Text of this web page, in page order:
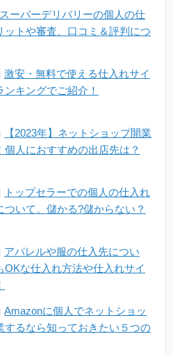
スーパーデリバリーの個人の仕
ットや審査、口コミ＆評判につ
激安・無料で使える仕入れサイ
ンキングでご紹介！
【2023年】ネットショップ開業
個人におすすめの出店先は？
トップセラーでの個人の仕入れ
ついて。儲かる?儲からない？
アパレルや服の仕入先につい
OKな仕入れ方法や仕入れサイ
Amazonに個人でネットショッ
するなら知っておきたい５つの